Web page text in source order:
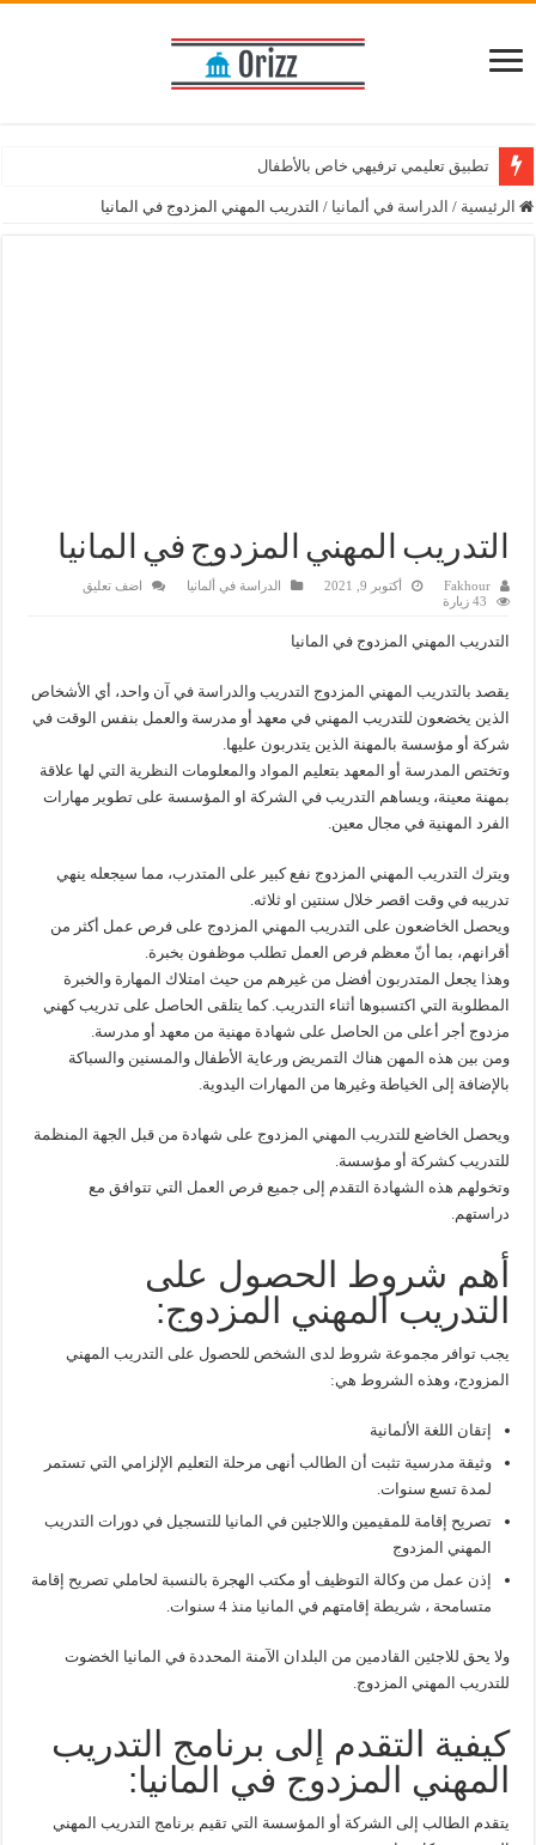
تطبيق تعليمي ترفيهي خاص بالأطفال
تطبيق مميز للاستفسار عن الضريبة في المانياالرئيسية / الدراسة في ألمانيا / التدريب المهني المزدوج في المانيا
التدريب المهني المزدوج في المانيا
Fakhour أكتوبر 9, 2021 الدراسة في ألمانيا
اضف تعليق
43 زيارة
التدريب المهني المزدوج في المانيا
يقصد بالتدريب المهني المزدوج التدريب والدراسة في آن واحد، أي الأشخاص
الذين يخضعون للتدريب المهني في معهد أو مدرسة والعمل بنفس الوقت في
شركة أو مؤسسة بالمهنة الذين يتدربون عليها.
وتختص المدرسة أو المعهد بتعليم المواد والمعلومات النظرية التي لها علاقة
بمهنة معينة، ويساهم التدريب في الشركة او المؤسسة على تطوير مهارات
الفرد المهنية في مجال معين.
ويترك التدريب المهني المزدوج نفع كبير على المتدرب، مما سيجعله ينهي
تدريبه في وقت اقصر خلال سنتين او ثلاثه.
ويحصل الخاضعون على التدريب المهني المزدوج على فرص عمل أكثر من
أقرانهم، بما أنّ معظم فرص العمل تطلب موظفون بخبرة.
وهذا يجعل المتدربون أفضل من غيرهم من حيث امتلاك المهارة والخبرة
المطلوبة التي اكتسبوها أثناء التدريب. كما يتلقى الحاصل على تدريب كهني
مزدوج أجر أعلى من الحاصل على شهادة مهنية من معهد أو مدرسة.
ومن بين هذه المهن هناك التمريض ورعاية الأطفال والمسنين والسباكة
بالإضافة إلى الخياطة وغيرها من المهارات اليدوية.
ويحصل الخاضع للتدريب المهني المزدوج على شهادة من قبل الجهة المنظمة
للتدريب كشركة أو مؤسسة.
وتخولهم هذه الشهادة التقدم إلى جميع فرص العمل التي تتوافق مع
دراستهم.
أهم شروط الحصول على
التدريب المهني المزدوج:
يجب توافر مجموعة شروط لدى الشخص للحصول على التدريب المهني
المزودج، وهذه الشروط هي:
إتقان اللغة الألمانية
وثيقة مدرسية تثبت أن الطالب أنهى مرحلة التعليم الإلزامي التي تستمر
لمدة تسع سنوات.
تصريح إقامة للمقيمين واللاجئين في المانيا للتسجيل في دورات التدريب
المهني المزدوج
إذن عمل من وكالة التوظيف أو مكتب الهجرة بالنسبة لحاملي تصريح إقامة
متسامحة ، شريطة إقامتهم في المانيا منذ 4 سنوات.
ولا يحق للاجئين القادمين من البلدان الآمنة المحددة في المانيا الخضوت
للتدريب المهني المزدوج.
كيفية التقدم إلى برنامج التدريب
المهني المزدوج في المانيا:
يتقدم الطالب إلى الشركة أو المؤسسة التي تقيم برنامج التدريب المهني